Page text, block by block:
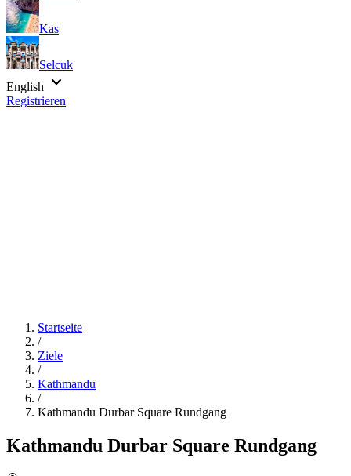
Kas
Selcuk
English
Registrieren
Startseite
/
Ziele
/
Kathmandu
/
Kathmandu Durbar Square Rundgang
Kathmandu Durbar Square Rundgang